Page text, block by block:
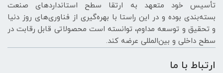
تأسیس خود متعهد به ارتقا سطح استانداردهای صنعت
بسته‌بندی بوده و در این راستا با بهره‌گیری از فناوری‌های روز دنیا
و تحقیق و توسعه مداوم، توانسته است محصولاتی قابل رقابت در
سطح داخلی و بین‌المللی عرضه کند.
ارتباط با ما